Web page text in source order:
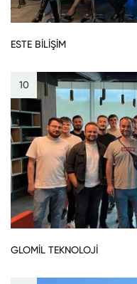
ESTE BİLİŞİM
10
GLOMİL TEKNOLOJİ